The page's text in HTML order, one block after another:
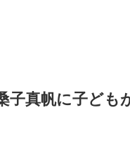
子真帆に子ども